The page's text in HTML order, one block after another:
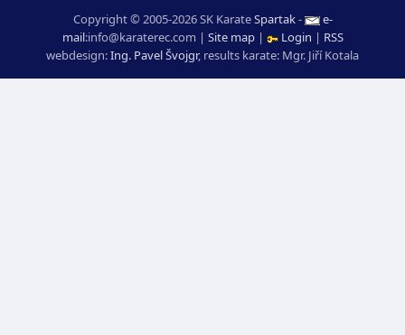
Copyright © 2005-2026 SK KarateSpartak-
e-
mail:moc.ceretarak@ofni | Site map| Login | RSS
webdesign:Ing. Pavel Švojgr, results karate: Mgr. Jiří Kotala